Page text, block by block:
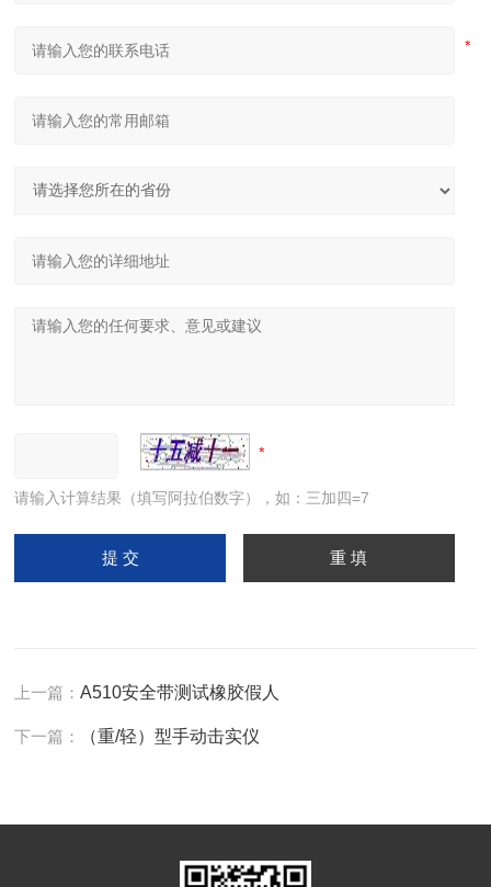
请输入计算结果（填写阿拉伯数字），如：三加四=7
上一篇：A510安全带测试橡胶假人
下一篇： （重/轻）型手动击实仪